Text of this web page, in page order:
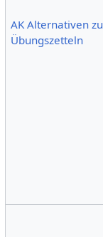
AK Alternativen zu
Übungszetteln